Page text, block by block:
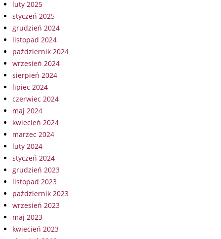
luty 2025
styczeń 2025
grudzień 2024
listopad 2024
październik 2024
wrzesień 2024
sierpień 2024
lipiec 2024
czerwiec 2024
maj 2024
kwiecień 2024
marzec 2024
luty 2024
styczeń 2024
grudzień 2023
listopad 2023
październik 2023
wrzesień 2023
maj 2023
kwiecień 2023